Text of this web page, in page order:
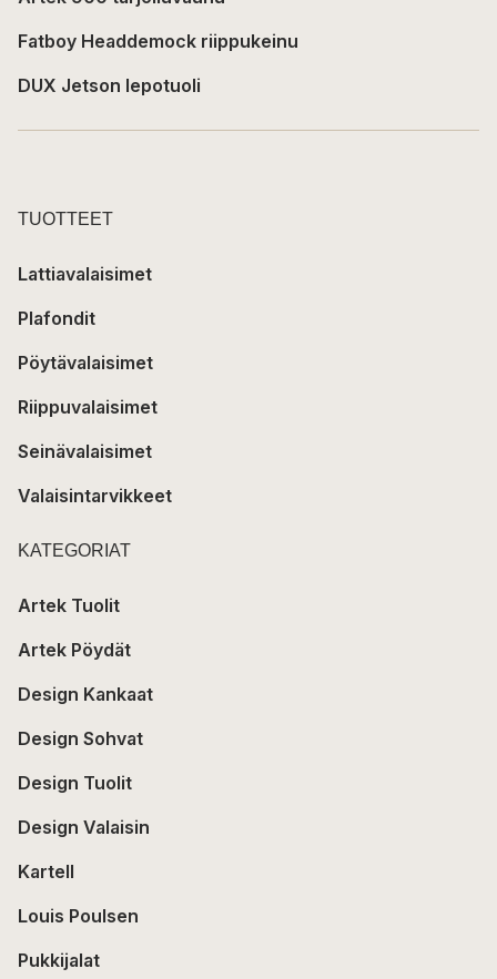
Fatboy Headdemock riippukeinu
DUX Jetson lepotuoli
TUOTTEET
Lattiavalaisimet
Plafondit
Pöytävalaisimet
Riippuvalaisimet
Seinävalaisimet
Valaisintarvikkeet
KATEGORIAT
Artek Tuolit
Artek Pöydät
Design Kankaat
Design Sohvat
Design Tuolit
Design Valaisin
Kartell
Louis Poulsen
Pukkijalat